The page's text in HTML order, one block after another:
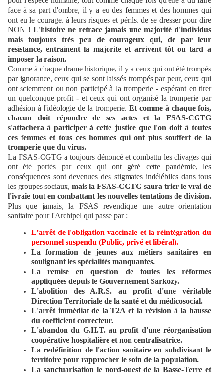
face à sa part d'ombre, il y a eu des femmes et des hommes qui
ont eu le courage, à leurs risques et périls, de se dresser pour dire
NON !L'histoire ne retrace jamais une majorité d'individus
mais toujours très peu de courageux qui, de par leur
résistance, entrainent la majorité et arrivent tôt ou tard à
imposer la raison.
Comme à chaque drame historique, il y a ceux qui ont été trompés
par ignorance, ceux qui se sont laissés trompés par peur, ceux qui
ont sciemment ou non participé à la tromperie - espérant en tirer
un quelconque profit - et ceux qui ont organisé la tromperie par
adhésion à l'idéologie de la tromperie. Et comme à chaque fois,
chacun doit répondre de ses actes et la FSAS-CGTG
s'attachera à participer à cette justice que l'on doit à toutes
ces femmes et tous ces hommes qui ont plus souffert de la
tromperie que du virus.
La FSAS-CGTG a toujours dénoncé et combattu les clivages qui
ont été portés par ceux qui ont géré cette pandémie, les
conséquences sont devenues des stigmates indélébiles dans tous
les groupes sociaux, mais la FSAS-CGTG saura trier le vrai de
l'ivraie tout en combattant les nouvelles tentations de division.
Plus que jamais, la FSAS revendique une autre orientation
sanitaire pour l'Archipel qui passe par :
L’arrêt de l'obligation vaccinale et la réintégration du
personnel suspendu (Public, privé et libéral).
La formation de jeunes aux métiers sanitaires en
soulignant les spécialités manquantes.
La remise en question de toutes les réformes
appliquées depuis le Gouvernement Sarkozy.
L'abolition des A.R.S. au profit d'une véritable
Direction Territoriale de la santé et du médicosocial.
L'arrêt immédiat de la T2A et la révision à la hausse
du coefficient correcteur.
L'abandon du G.H.T. au profit d'une réorganisation
coopérative hospitalière et non centralisatrice.
La redéfinition de l'action sanitaire en subdivisant le
territoire pour rapprocher le soin de la population.
La sanctuarisation le nord-ouest de la Basse-Terre et